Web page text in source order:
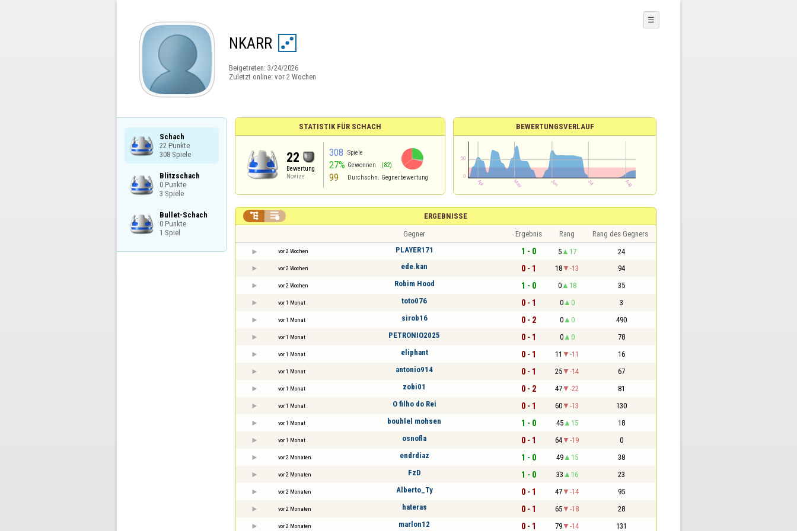
NKARR
Beigetreten: 3/24/2026
Zuletzt online: vor 2 Wochen
☰
Schach
22 Punkte
308 Spiele
Blitzschach
0 Punkte
3 Spiele
Bullet-Schach
0 Punkte
1 Spiel
STATISTIK FÜR SCHACH
22
Bewertung
Novize
308 Spiele
27% Gewonnen (82)
99 Durchschn. Gegnerbewertung
BEWERTUNGSVERLAUF
ERGEBNISSE
 
Gegner Ergebnis Rang Rang des Gegners
vor 2 Wochen PLAYER171 1 - 0 5 17 24
vor 2 Wochen ede.kan 0 - 1 18 -13 94
vor 2 Wochen Robim Hood 1 - 0 0 18 35
vor 1 Monat toto076 0 - 1 0 0 3
vor 1 Monat sirob16 0 - 2 0 0 490
vor 1 Monat PETRONIO2025 0 - 1 0 0 78
vor 1 Monat eliphant 0 - 1 11 -11 16
vor 1 Monat antonio914 0 - 1 25 -14 67
vor 1 Monat zobi01 0 - 2 47 -22 81
vor 1 Monat O filho do Rei 0 - 1 60 -13 130
vor 1 Monat bouhlel mohsen 1 - 0 45 15 18
vor 1 Monat osnofla 0 - 1 64 -19 0
vor 2 Monaten endrdiaz 1 - 0 49 15 38
vor 2 Monaten FzD 1 - 0 33 16 23
vor 2 Monaten Alberto_Ty 0 - 1 47 -14 95
vor 2 Monaten hateras 0 - 1 65 -18 28
vor 2 Monaten marlon12 0 - 1 79 -14 131